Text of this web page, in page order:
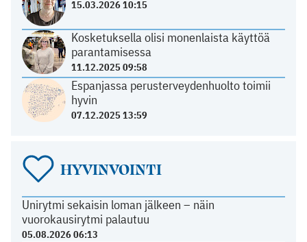
15.03.2026 10:15
Kosketuksella olisi monenlaista käyttöä
parantamisessa
11.12.2025 09:58
Espanjassa perusterveydenhuolto toimii
hyvin
07.12.2025 13:59
HYVINVOINTI
Unirytmi sekaisin loman jälkeen – näin
vuorokausirytmi palautuu
05.08.2026 06:13